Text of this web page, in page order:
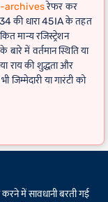
archivesरेफर कर
की धारा 45IA के तहत
मान्य रजिस्ट्रेशन
में वर्तमान स्थिति या
या राय की शुद्धता और
जिम्मेदारी या गारंटी को
सकता है, अगर फिक्स्ड
में सावधानी बरती गई